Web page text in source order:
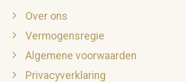
Over ons
Vermogensregie
Algemene voorwaarden
Privacyverklaring